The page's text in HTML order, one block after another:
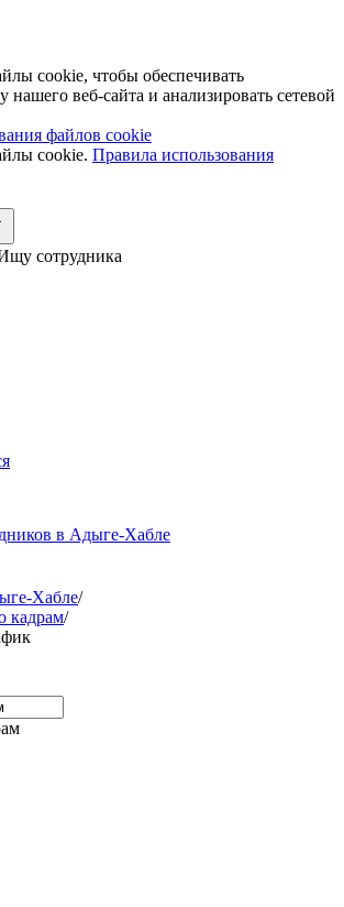
cookie, чтобы обеспечивать
нашего веб-сайта и анализировать сетевой
файлов cookie
cookie. Правила использования
сотрудника
в Адыге-Хабле
Хабле/
кадрам/